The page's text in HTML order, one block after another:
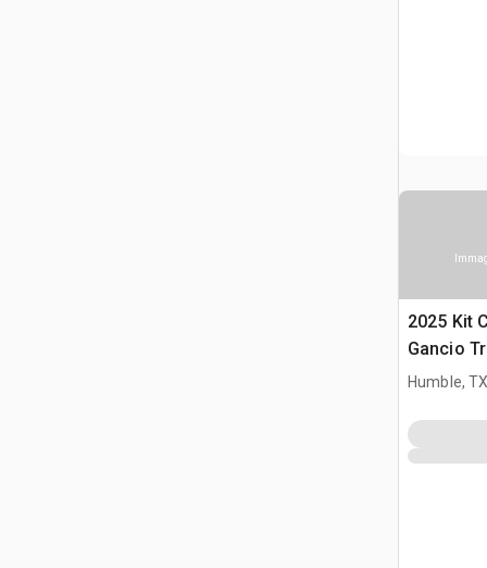
2025 Kit
Gancio
Humble,